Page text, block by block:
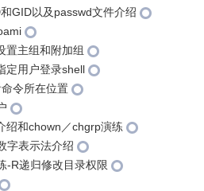
GID以及passwd文件介绍
置主组和附加组
定用户登录shell
令所在位置
绍和chown／chgrp演练
字表示法介绍
-R递归修改目录权限